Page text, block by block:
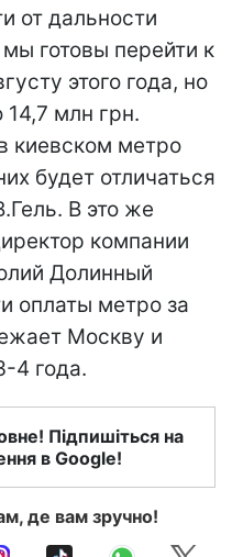
от дальности
готовы перейти к
этого года, но
14,7 млн грн.
киевском метро
будет отличаться
В это же
компании
Долинный
оплаты метро за
Москву и
4 года.
Підпишіться на
в Google!
де вам зручно!